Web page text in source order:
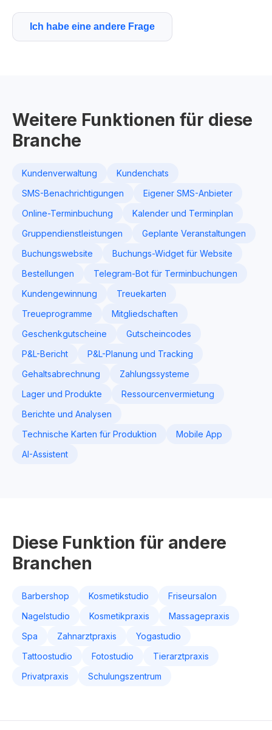
Ich habe eine andere Frage
Weitere Funktionen für diese
Branche
Kundenverwaltung
Kundenchats
SMS-Benachrichtigungen
Eigener SMS-Anbieter
Online-Terminbuchung
Kalender und Terminplan
Gruppendienstleistungen
Geplante Veranstaltungen
Buchungswebsite
Buchungs-Widget für Website
Bestellungen
Telegram-Bot für Terminbuchungen
Kundengewinnung
Treuekarten
Treueprogramme
Mitgliedschaften
Geschenkgutscheine
Gutscheincodes
P&L-Bericht
P&L-Planung und Tracking
Gehaltsabrechnung
Zahlungssysteme
Lager und Produkte
Ressourcenvermietung
Berichte und Analysen
Technische Karten für Produktion
Mobile App
AI-Assistent
Diese Funktion für andere
Branchen
Barbershop Kosmetikstudio
Friseursalon
Nagelstudio
Kosmetikpraxis
Massagepraxis
Spa
Zahnarztpraxis
Yogastudio
Tattoostudio
Fotostudio
Tierarztpraxis
Privatpraxis
Schulungszentrum